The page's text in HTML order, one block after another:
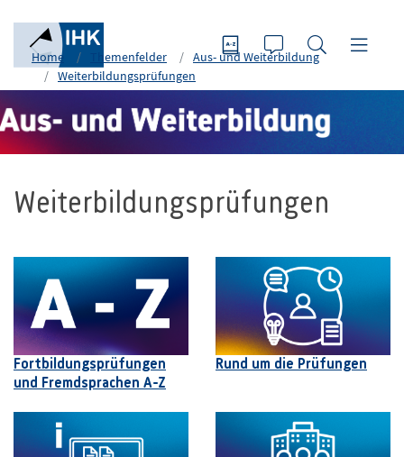
Home Themenfelder
Aus- und Weiterbildung
Weiterbildungsprüfungen
Weiterbildungsprüfungen
Fortbildungsprüfungen
und Fremdsprachen A-Z
Rund um die Prüfungen